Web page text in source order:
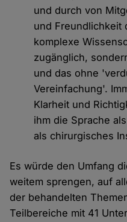
und durch von
und Freundlichkeit
komplexe
zugänglich,
und das ohne
Vereinfachung'.
Klarheit und
ihm die Sprache
als chirurgisches
Es würde den Umfang
weitem sprengen, auf
der behandelten
Teilbereiche mit 41